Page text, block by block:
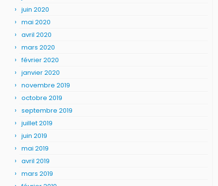
juin 2020
mai 2020
avril 2020
mars 2020
février 2020
janvier 2020
novembre 2019
octobre 2019
septembre 2019
juillet 2019
juin 2019
mai 2019
avril 2019
mars 2019